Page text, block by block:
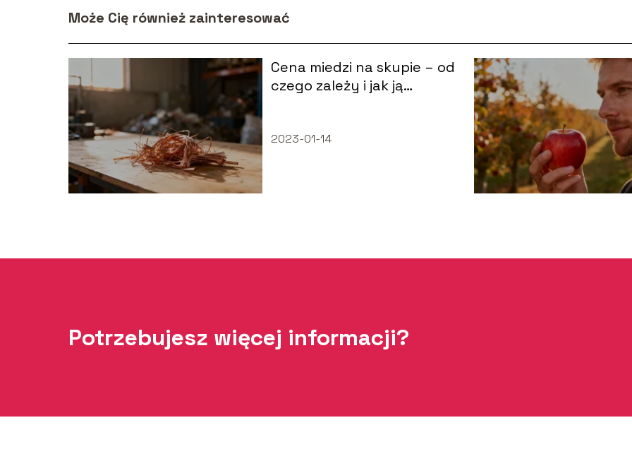
Może Cię również zainteresować
Cena miedzi na skupie – od
czego zależy i jak ją
2023-01-14
Potrzebujesz więcej informacji?